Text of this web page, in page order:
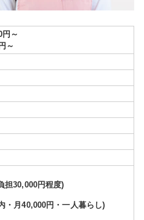
円～
～
担30,000円程度)
・月40,000円・一人暮らし)